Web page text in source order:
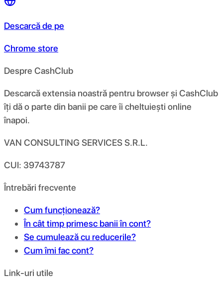
Descarcă de pe
Chrome store
Despre CashClub
Descarcă extensia noastră pentru browser și CashClub
îți dă o parte din banii pe care îi cheltuiești online
înapoi.
VAN CONSULTING SERVICES S.R.L.
CUI: 39743787
Întrebări frecvente
Cum funcționează?
În cât timp primesc banii în cont?
Se cumulează cu reducerile?
Cum îmi fac cont?
Link-uri utile